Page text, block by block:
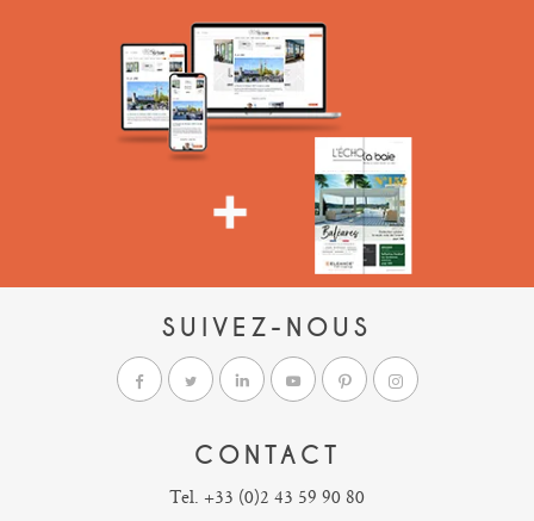
SUIVEZ-NOUS
CONTACT
Tel. +33 (0)2 43 59 90 80